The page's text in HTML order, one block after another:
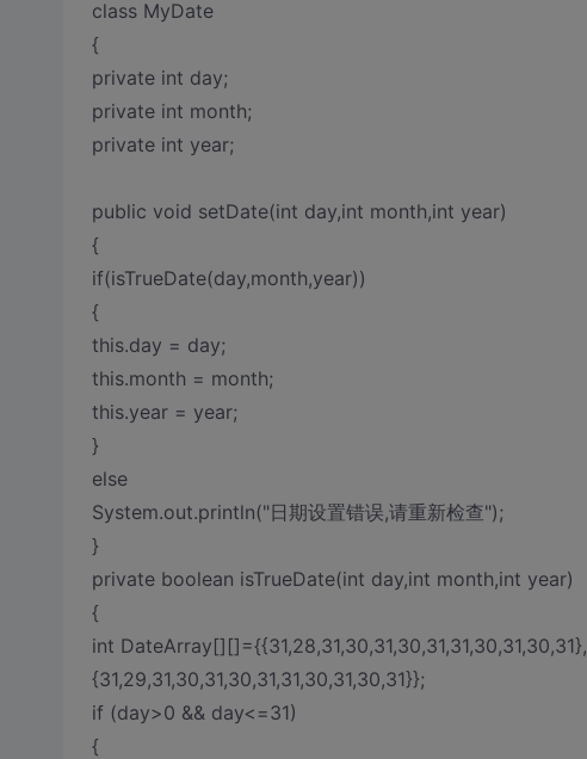
class MyDate
{
private int day;
private int month;
private int year;
public void setDate(int day,int month,int year)
{
if(isTrueDate(day,month,year))
{
this.day = day;
this.month = month;
this.year = year;
}
else
System.out.println("日期设置错误,请重新检查");
}
private boolean isTrueDate(int day,int month,int year)
{
int DateArray[][]={{31,28,31,30,31,30,31,31,30,31,30,31},
{31,29,31,30,31,30,31,31,30,31,30,31}};
if (day>0 && day<=31)
{